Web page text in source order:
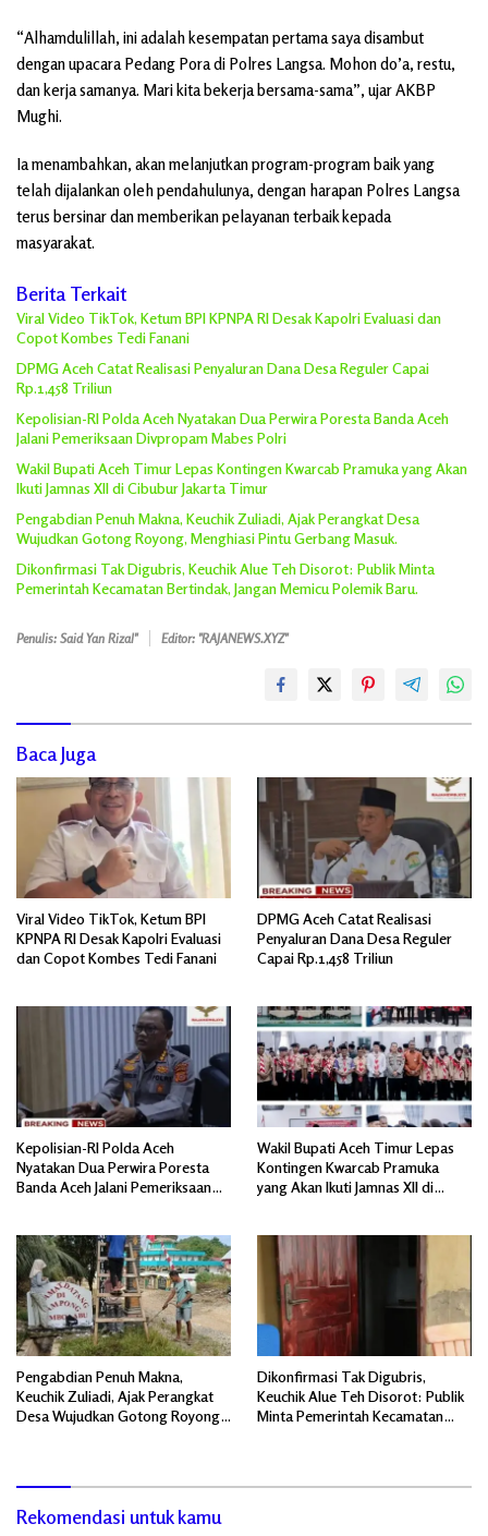
“Alhamdulillah, ini adalah kesempatan pertama saya disambut
dengan upacara Pedang Pora di Polres Langsa. Mohon do’a, restu,
dan kerja samanya. Mari kita bekerja bersama-sama”, ujar AKBP
Mughi.
Ia menambahkan, akan melanjutkan program-program baik yang
telah dijalankan oleh pendahulunya, dengan harapan Polres Langsa
terus bersinar dan memberikan pelayanan terbaik kepada
masyarakat.
Berita Terkait
Viral Video TikTok, Ketum BPI KPNPA RI Desak Kapolri Evaluasi dan
Copot Kombes Tedi Fanani
DPMG Aceh Catat Realisasi Penyaluran Dana Desa Reguler Capai
Rp.1,458 Triliun
Kepolisian-RI Polda Aceh Nyatakan Dua Perwira Poresta Banda Aceh
Jalani Pemeriksaan Divpropam Mabes Polri
Wakil Bupati Aceh Timur Lepas Kontingen Kwarcab Pramuka yang Akan
Ikuti Jamnas XII di Cibubur Jakarta Timur
Pengabdian Penuh Makna, Keuchik Zuliadi, Ajak Perangkat Desa
Wujudkan Gotong Royong, Menghiasi Pintu Gerbang Masuk.
Dikonfirmasi Tak Digubris, Keuchik Alue Teh Disorot: Publik Minta
Pemerintah Kecamatan Bertindak, Jangan Memicu Polemik Baru.
Penulis: Said Yan Rizal" Editor: "RAJANEWS.XYZ"
Baca Juga
Viral Video TikTok, Ketum BPI
KPNPA RI Desak Kapolri Evaluasi
dan Copot Kombes Tedi Fanani
DPMG Aceh Catat Realisasi
Penyaluran Dana Desa Reguler
Capai Rp.1,458 Triliun
Kepolisian-RI Polda Aceh
Nyatakan Dua Perwira Poresta
Banda Aceh Jalani Pemeriksaan
Wakil Bupati Aceh Timur Lepas
Kontingen Kwarcab Pramuka
yang Akan Ikuti Jamnas XII di
Pengabdian Penuh Makna,
Keuchik Zuliadi, Ajak Perangkat
Desa Wujudkan Gotong Royong,
Dikonfirmasi Tak Digubris,
Keuchik Alue Teh Disorot: Publik
Minta Pemerintah Kecamatan
Rekomendasi untuk kamu